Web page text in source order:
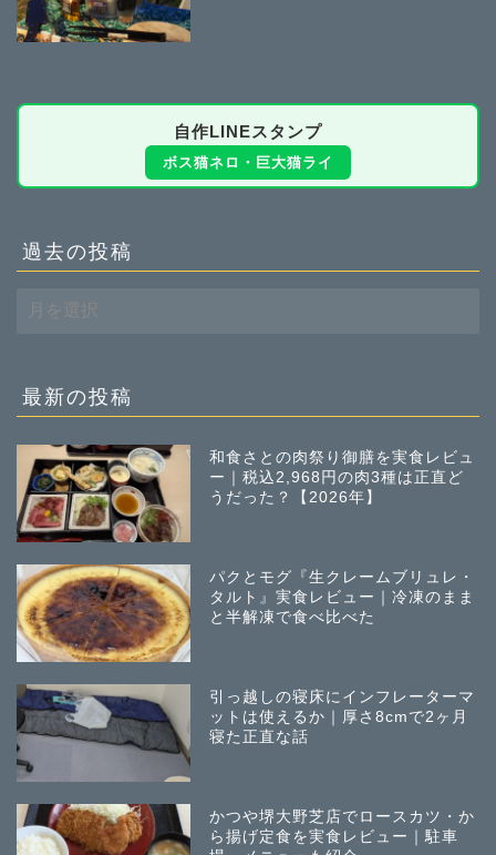
自作LINEスタンプ
ボス猫ネロ・巨大猫ライ
過去の投稿
去
稿
最新の投稿
和食さとの肉祭り御膳を実食レビュ
ー｜税込2,968円の肉3種は正直ど
うだった？【2026年】
パクとモグ『生クレームブリュレ・
タルト』実食レビュー｜冷凍のまま
と半解凍で食べ比べた
引っ越しの寝床にインフレーターマ
ットは使えるか｜厚さ8cmで2ヶ月
寝た正直な話
かつや堺大野芝店でロースカツ・か
ら揚げ定食を実食レビュー｜駐車